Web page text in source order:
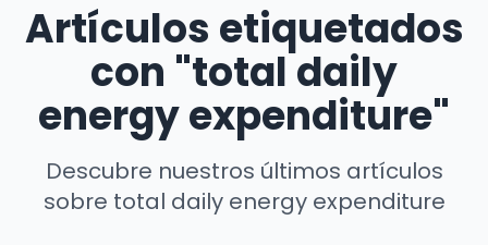
Artículos etiquetados
con "total daily
energy expenditure"
Descubre nuestros últimos artículos
sobre total daily energy expenditure